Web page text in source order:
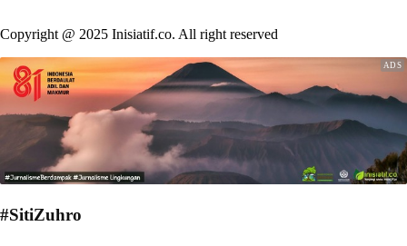
Copyright @ 2025 Inisiatif.co. All right reserved
#SitiZuhro